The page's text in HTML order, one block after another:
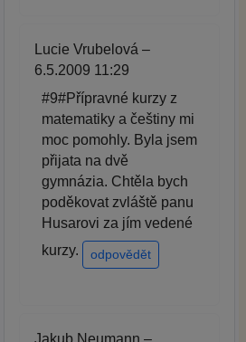
Lucie Vrubelová –
6.5.2009 11:29
#9#Přípravné kurzy z
matematiky a češtiny mi
moc pomohly. Byla jsem
přijata na dvě
gymnázia. Chtěla bych
poděkovat zvláště panu
Husarovi za jím vedené
kurzy.
odpovědět
Jakub Neumann –